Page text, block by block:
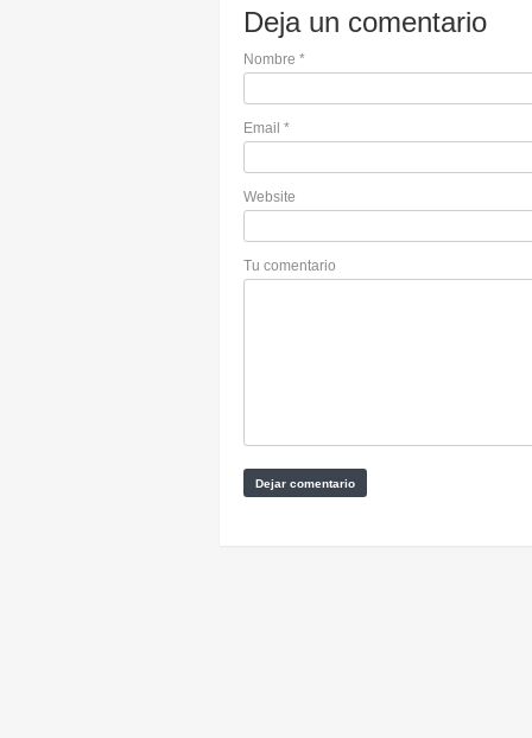
Deja un comentario
Nombre *
Email *
Website
Tu comentario